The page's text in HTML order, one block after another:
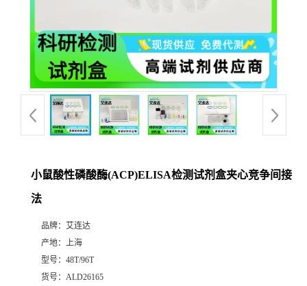
小鼠酸性磷酸酶(ACP)ELISA检测试剂盒夹心竞争间接
法
品牌： 艾连达
产地： 上海
型号： 48T/96T
货号： ALD26165